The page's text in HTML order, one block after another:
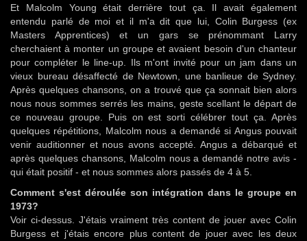
Et Malcolm Young était derrière tout ça. Il avait également
entendu parlé de moi et il m'a dit que lui, Colin Burgess (ex
Masters Apprentices) et un gars se prénommant Larry
cherchaient à monter un groupe et avaient besoin d'un chanteur
pour compléter le line-up. Ils m'ont invité pour un jam dans un
vieux bureau désaffecté de Newtown, une banlieue de Sydney.
Après quelques chansons, on a trouvé que ça sonnait bien alors
nous nous sommes serrés les mains, geste scellant le départ de
ce nouveau groupe. Puis on est sorti célébrer tout ça. Après
quelques répétitions, Malcolm nous a demandé si Angus pouvait
venir auditionner et nous avons accepté. Angus a débarqué et
après quelques chansons, Malcolm nous a demandé notre avis -
qui était positif - et nous sommes alors passés de 4 à 5.
Comment s'est déroulée son intégration dans le groupe en
1973?
Voir ci-dessus. J'étais vraiment très content de jouer avec Colin
Burgess et j'étais encore plus content de jouer avec les deux